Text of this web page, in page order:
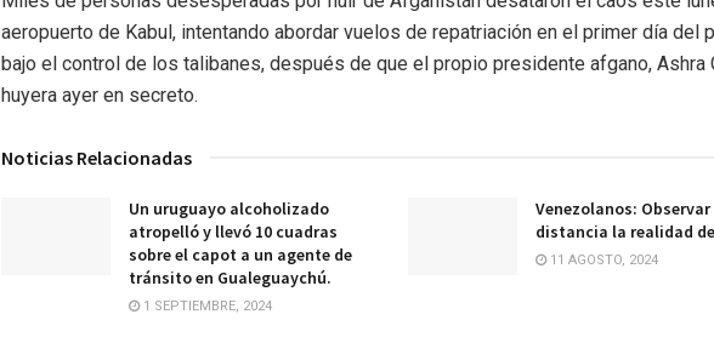
aeropuerto de Kabul, intentando abordar vuelos de repatriación en el primer día del
bajo el control de los talibanes, después de que el propio presidente afgano, Ashra
huyera ayer en secreto.
Noticias Relacionadas
Un uruguayo alcoholizado
atropelló y llevó 10 cuadras
sobre el capot a un agente de
tránsito en Gualeguaychú.
1 SEPTIEMBRE, 2024
Venezolanos: Observar
distancia la realidad
11 AGOSTO, 2024